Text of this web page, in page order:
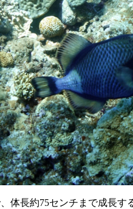
体長約75センチまで成長す